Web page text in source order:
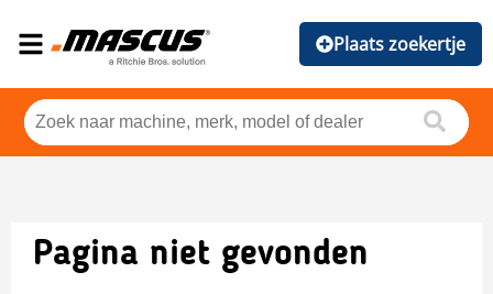
Plaats zoekertje
Pagina niet gevonden